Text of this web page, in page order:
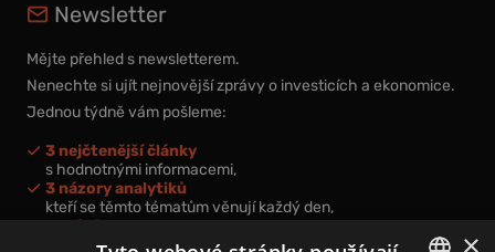
Newsletter
Mějte přehled s newsletterem.
Nenechte si ujít nejnovější zprávy o investicích a ekonomice.
Jednou týdně vám pošleme:
3 nejčtenější články
s hodnotnými informacemi,
3 názory analytiků
kteří se těmto tématům věnují každý den,
nová videa a podcasty
k prohloubení vašich znalostí.
×